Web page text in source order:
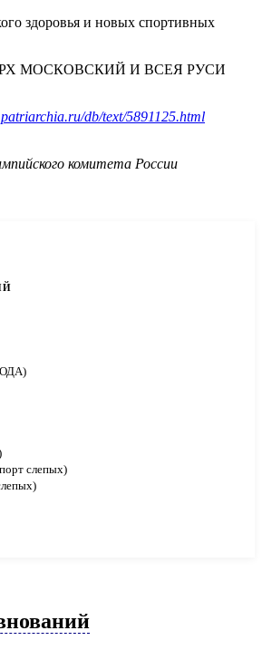
здоровья и новых спортивных
МОСКОВСКИЙ И ВСЕЯ РУСИ
db/text/5891125.html
комитета России
слепых)